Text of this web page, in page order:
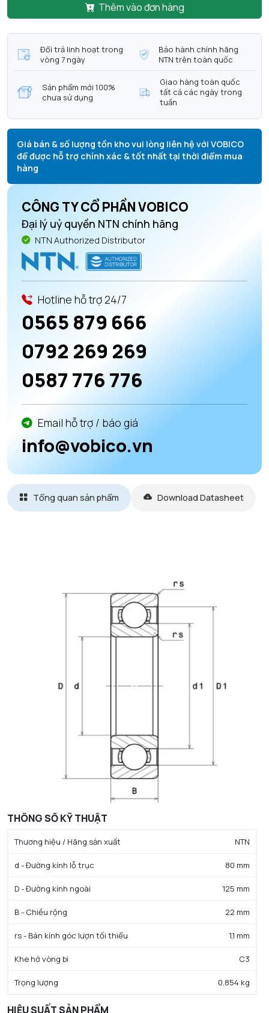
Thêm vào đơn hàng
Đổi trả linh hoạt trong
vòng 7 ngày
Bảo hành chính hãng
NTN trên toàn quốc
Sản phẩm mới 100%
chưa sử dụng
Giao hàng toàn quốc
tất cả các ngày trong
tuần
Giá bán & số lượng tồn kho vui lòng liên hệ với VOBICO
để được hỗ trợ chính xác & tốt nhất tại thời điểm mua
hàng
CÔNG TY CỔ PHẦN VOBICO
Đại lý uỷ quyền NTN chính hãng
NTN Authorized Distributor
Hotline hỗ trợ 24/7
0565 879 666
0792 269 269
0587 776 776
Email hỗ trợ / báo giá
info@vobico.vn
Tổng quan sản phẩm Download Datasheet
THÔNG SỐ KỸ THUẬT
Thương hiệu / Hãng sản xuất NTN
d - Đường kính lỗ trục 80 mm
D - Đường kính ngoài 125 mm
B - Chiều rộng 22 mm
rs - Bán kính góc lượn tối thiểu 1,1 mm
Khe hở vòng bi C3
Trọng lượng 0,854 kg
HIỆU SUẤT SẢN PHẨM